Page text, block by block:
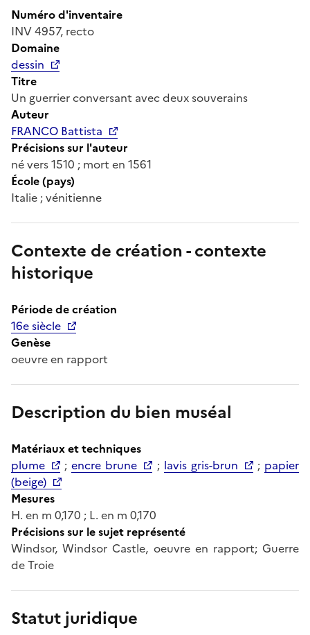
Numéro d'inventaire
INV 4957, recto
Domaine
dessin
Titre
Un guerrier conversant avec deux souverains
Auteur
FRANCO Battista
Précisions sur l'auteur
né vers 1510 ; mort en 1561
École (pays)
Italie ; vénitienne
Contexte de création - contexte
historique
Période de création
16e siècle
Genèse
oeuvre en rapport
Description du bien muséal
Matériaux et techniques
plume
;encre brune ; lavis gris-brun ; papier
(beige)
Mesures
H. en m 0,170 ; L. en m 0,170
Précisions sur le sujet représenté
Windsor, Windsor Castle, oeuvre en rapport; Guerre
de Troie
Statut juridique